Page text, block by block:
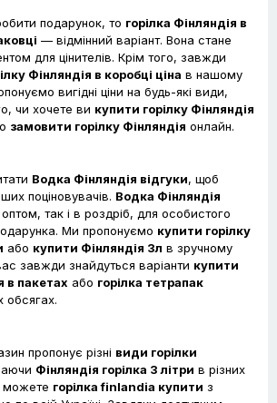
подарунок, то горілка Фінляндія в
— відмінний варіант. Вона стане
для цінителів. Крім того, завжди
Фінляндія в коробці ціна в нашому
вигідні ціни на будь-які види,
чи хочете ви купити горілку Фінляндія
замовити горілку Фінляндія онлайн.
Водка Фінляндія відгуки, щоб
поціновувачів. Водка Фінляндія
так і в роздріб, для особистого
Ми пропонуємо купити горілку
або купити Фінляндія 3л в зручному
завжди знайдуться варіанти купити
в пакетах або горілка тетрапак
обсягах.
пропонує різні види горілки
Фінляндія горілка 3 літри в різних
можете горілка finlandia купити з